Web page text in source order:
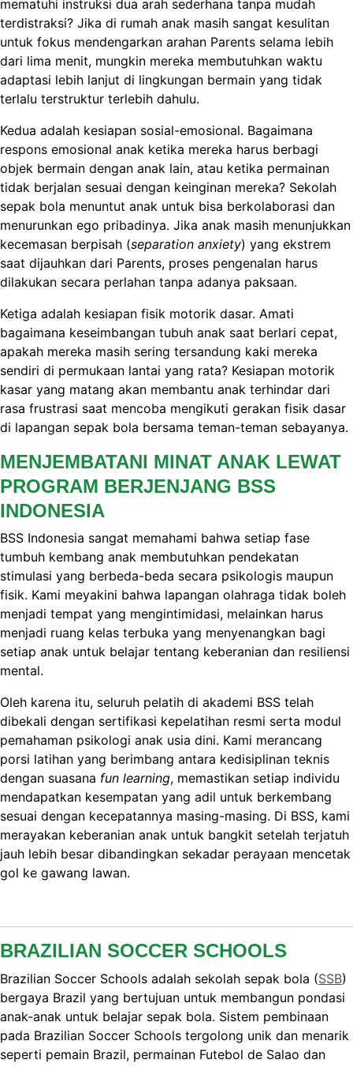
mematuhi instruksi dua arah sederhana tanpa mudah
terdistraksi? Jika di rumah anak masih sangat kesulitan
untuk fokus mendengarkan arahan Parents selama lebih
dari lima menit, mungkin mereka membutuhkan waktu
adaptasi lebih lanjut di lingkungan bermain yang tidak
terlalu terstruktur terlebih dahulu.
Kedua adalah kesiapan sosial-emosional. Bagaimana
respons emosional anak ketika mereka harus berbagi
objek bermain dengan anak lain, atau ketika permainan
tidak berjalan sesuai dengan keinginan mereka? Sekolah
sepak bola menuntut anak untuk bisa berkolaborasi dan
menurunkan ego pribadinya. Jika anak masih menunjukkan
kecemasan berpisah (separation anxiety) yang ekstrem
saat dijauhkan dari Parents, proses pengenalan harus
dilakukan secara perlahan tanpa adanya paksaan.
Ketiga adalah kesiapan fisik motorik dasar. Amati
bagaimana keseimbangan tubuh anak saat berlari cepat,
apakah mereka masih sering tersandung kaki mereka
sendiri di permukaan lantai yang rata? Kesiapan motorik
kasar yang matang akan membantu anak terhindar dari
rasa frustrasi saat mencoba mengikuti gerakan fisik dasar
di lapangan sepak bola bersama teman-teman sebayanya.
MENJEMBATANI MINAT ANAK LEWAT
PROGRAM BERJENJANG BSS
INDONESIA
BSS Indonesia sangat memahami bahwa setiap fase
tumbuh kembang anak membutuhkan pendekatan
stimulasi yang berbeda-beda secara psikologis maupun
fisik. Kami meyakini bahwa lapangan olahraga tidak boleh
menjadi tempat yang mengintimidasi, melainkan harus
menjadi ruang kelas terbuka yang menyenangkan bagi
setiap anak untuk belajar tentang keberanian dan resiliensi
mental.
Oleh karena itu, seluruh pelatih di akademi BSS telah
dibekali dengan sertifikasi kepelatihan resmi serta modul
pemahaman psikologi anak usia dini. Kami merancang
porsi latihan yang berimbang antara kedisiplinan teknis
dengan suasana fun learning, memastikan setiap individu
mendapatkan kesempatan yang adil untuk berkembang
sesuai dengan kecepatannya masing-masing. Di BSS, kami
merayakan keberanian anak untuk bangkit setelah terjatuh
jauh lebih besar dibandingkan sekadar perayaan mencetak
gol ke gawang lawan.
BRAZILIAN SOCCER SCHOOLS
Brazilian Soccer Schools adalah sekolah sepak bola (SSB)
bergaya Brazil yang bertujuan untuk membangun pondasi
anak-anak untuk belajar sepak bola. Sistem pembinaan
pada Brazilian Soccer Schools tergolong unik dan menarik
seperti pemain Brazil, permainan Futebol de Salao dan